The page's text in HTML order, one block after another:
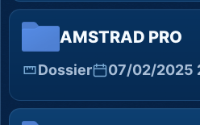
AMSTRAD PRO
Dossier 07/02/2025